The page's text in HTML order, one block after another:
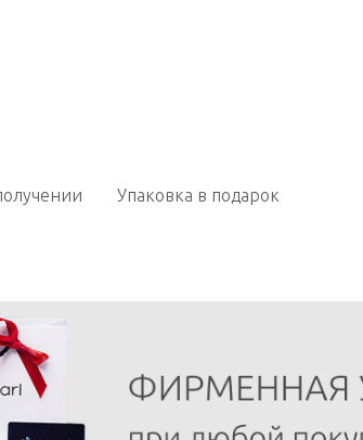
Упаковка в подарок